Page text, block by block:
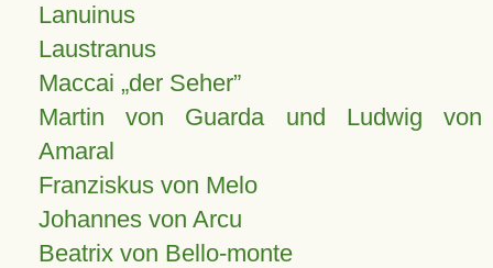
Lanuinus
Laustranus
Maccai „der Seher”
Martin von Guarda und Ludwig von
Amaral
Franziskus von Melo
Johannes von Arcu
Beatrix von Bello-monte